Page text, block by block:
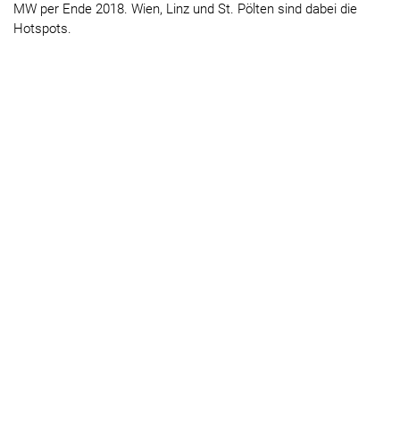
MW per Ende 2018. Wien, Linz und St. Pölten sind dabei die
Hotspots.